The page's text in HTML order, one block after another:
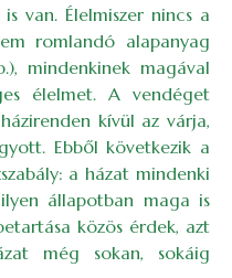
van. Élelmiszer nincs a
romlandó alapanyag
mindenkinek magával
élelmet. A vendéget
kívül az várja,
Ebből következik a
a házat mindenki
állapotban maga is
közös érdek, azt
még sokan, sokáig